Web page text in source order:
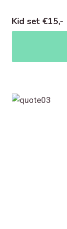
Kid set €15,-